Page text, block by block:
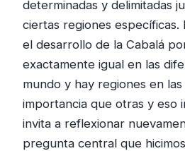
determinadas y delimitadas
ciertas regiones específicas.
el desarrollo de la Cabalá
exactamente igual en las
mundo y hay regiones en
importancia que otras y eso
invita a reflexionar
pregunta central que